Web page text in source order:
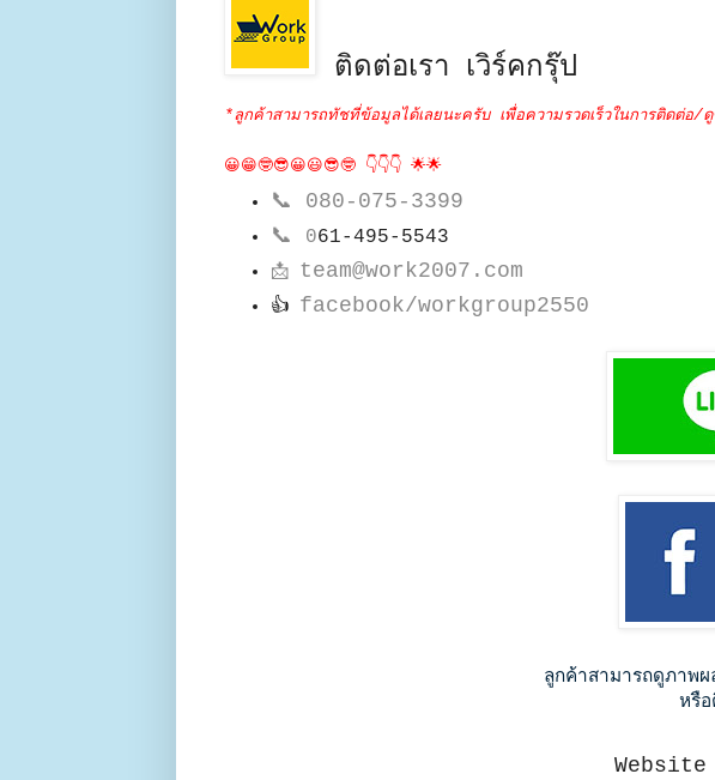
ติดต่อเรา เวิร์คกรุ๊ป
*ลูกค้าสามารถทัชที่ข้อมูลได้เลยนะครับ เพื่อความรวดเร็วในการติดต่อ/
😀😁🤓😎😀😃😎🤓 👇👇👇 🌟🌟
📞 080-075-3399
📞
061-495-5543
📩 team@work2007.com
👍 facebook/workgroup2550
ลูกค้าสามารถดูภาพผ
หรื